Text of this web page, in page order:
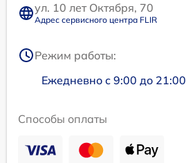
ул. 10 лет Октября, 70
Адрес сервисного центра FLIR
Режим работы:
Ежедневно с 9:00 до 21:00
Способы оплаты